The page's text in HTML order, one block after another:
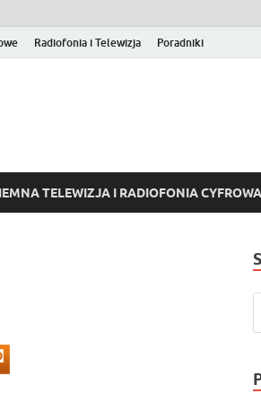
Radiofonia i Telewizja Poradniki
online, VOD
TELEWIZJA I RADIOFONIA CYFROWA